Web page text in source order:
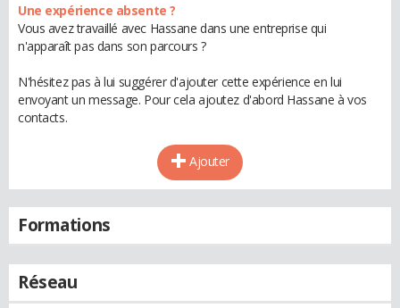
Une expérience absente ?
Vous avez travaillé avec Hassane dans une entreprise qui
n'apparaît pas dans son parcours ?
N'hésitez pas à lui suggérer d'ajouter cette expérience en lui
envoyant un message. Pour cela ajoutez d'abord Hassane à vos
contacts.
Ajouter
Formations
Réseau